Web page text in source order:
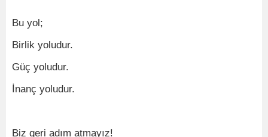
Bu yol;
Birlik yoludur.
Güç yoludur.
İnanç yoludur.
Biz geri adım atmayız!